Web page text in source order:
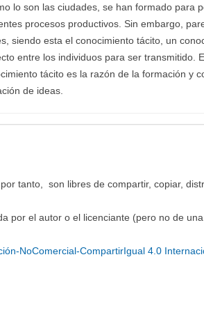
lo son las ciudades, se han formado para
procesos productivos. Sin embargo,
siendo esta el conocimiento tácito, un
entre los individuos para ser transmitido.
tácito es la razón de la formación y
de ideas.
tanto, son libres de compartir, copiar,
por el autor o el licenciante (pero no de
NoComercial-CompartirIgual 4.0